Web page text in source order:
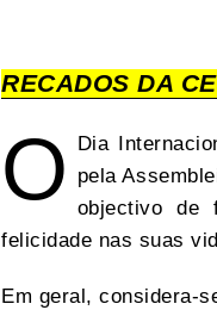
RECADOS DA
O
Dia
pela
objectivo de
felicidade nas suas
Em geral, considera-